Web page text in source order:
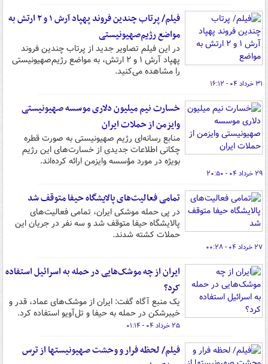
فیلم/ پرتاب چندین فروند پهپاد آرش ۱ و ۲ ارتش به
مواضع رژیم‌صهیونیستی
در این فیلم تصاویر جدید از پرتاب چندین فروند
پهپاد آرش ۱ و ۲ ارتش، به مواضع رژیم‌صهیونیستی
را مشاهده می‌کنید.
۳۱ خرداد ۰۴ - ۱۶:۱۲
خسارت نیم میلیون دلاری موسسه صهیونیستی
وایزمن از حملات ایران
منابع رسانه‌ای رژیم صهیونیستی به صورت قطره
چکانی اطلاعات جدیدی از خسارت‌های این رژیم
بویژه در مورد مؤسسه وایزمن ارائه کرده‌اند.
۲۹ خرداد ۰۴ - ۲۰:۵۰
تمامی فعالیت‌های پالایشگاه حیفا متوقف شد
در پی حمله موشکی ایران، تمامی فعالیت‌های
پالایشگاه حیفا متوقف شد و سه نفر در جریان این
حملات کشته شدند.
۲۷ خرداد ۰۴ - ۰۰:۲۸
ایران از چه موشک‌هایی در حمله به اسرائیل استفاده
کرد؟
یک منبع آگاه گفت: ایران از موشک‌های عماد، قدر و
خیبرشکن در حمله به حیفا و تل‌آویو استفاده کرد.
۲۵ خرداد ۰۴ - ۰۱:۱۴
فیلم/ لحظه فرار و وحشت صهیونیستها از ترس